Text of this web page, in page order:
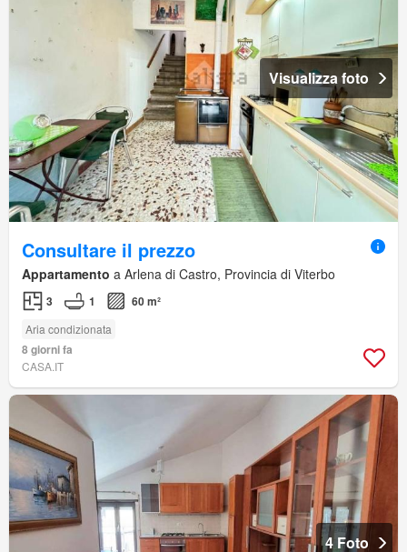
Visualizza foto
Consultare il prezzo
Appartamento a Arlena di Castro, Provincia di Viterbo
3 1 60 m²
Aria condizionata
8 giorni fa
CASA.IT
4 Foto